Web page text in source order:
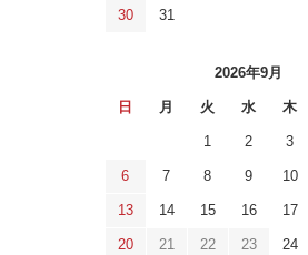
30 31
2026年9月
日 月 火 水 木
1 2 3
6 7 8 9 10
13 14 15 16 17
20 21 22 23 24